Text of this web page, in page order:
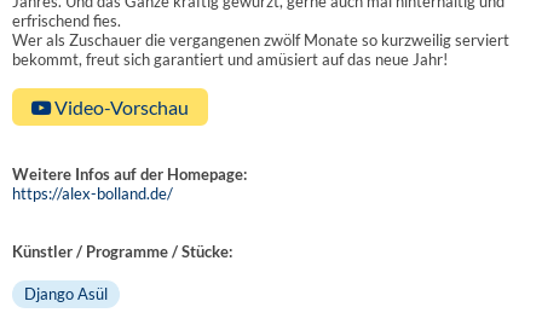
erfrischend fies.
Wer als Zuschauer die vergangenen zwölf Monate so kurzweilig serviert
bekommt, freut sich garantiert und amüsiert auf das neue Jahr!
Video-Vorschau
Weitere Infos auf der Homepage:
https://alex-bolland.de/
Künstler / Programme / Stücke:
Django Asül